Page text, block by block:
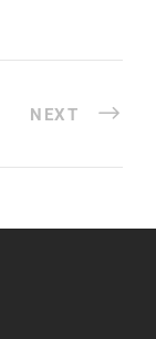
NEXT